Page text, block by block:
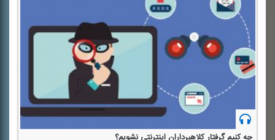
چه كنیم گرفتار كلاهبرداران اینترنتی نشویم؟